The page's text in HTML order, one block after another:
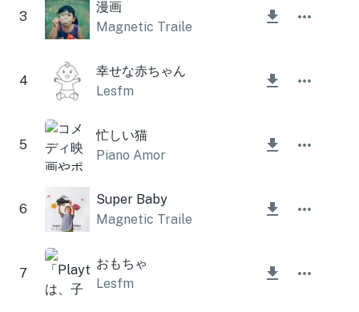
3
漫画
Magnetic Trailer
4
幸せな赤ちゃん
Lesfm
5
忙しい猫
Piano Amor
6
Super Baby
Magnetic Trailer
7
おもちゃ
Lesfm